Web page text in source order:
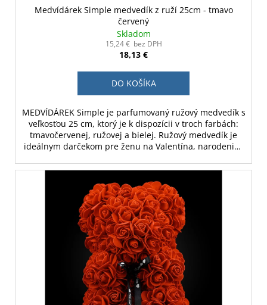
Medvídárek Simple medvedík z ruží 25cm - tmavo
červený
Skladom
15,24 € bez DPH
18,13 €
DO KOŠÍKA
MEDVÍDÁREK Simple je parfumovaný ružový medvedík s
veľkosťou 25 cm, ktorý je k dispozícii v troch farbách:
tmavočervenej, ružovej a bielej. Ružový medvedík je
ideálnym darčekom pre ženu na Valentína, narodeniny
darčekovej krabičky.